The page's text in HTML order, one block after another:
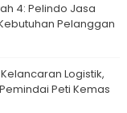
4: Pelindo Jasa
Pelanggan
Logistik,
Peti Kemas